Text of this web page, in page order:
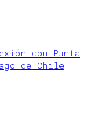
con Punta
de Chile